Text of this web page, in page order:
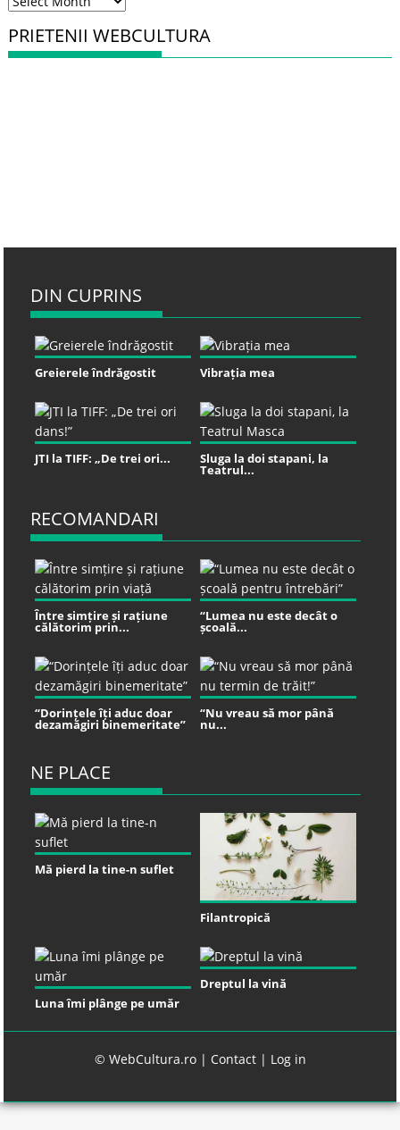
PRIETENII WEBCULTURA
DIN CUPRINS
Greierele îndrăgostit Vibrația mea
JTI la TIFF: „De trei ori... Sluga la doi stapani, la
Teatrul...
RECOMANDARI
Între simțire și rațiune
călătorim prin...
“Lumea nu este decât o
școală...
“Dorințele îți aduc doar
dezamăgiri binemeritate”
“Nu vreau să mor până
nu...
NE PLACE
Mă pierd la tine-n suflet
Filantropică
Luna îmi plânge pe umăr
Dreptul la vină
© WebCultura.ro | Contact| Log in